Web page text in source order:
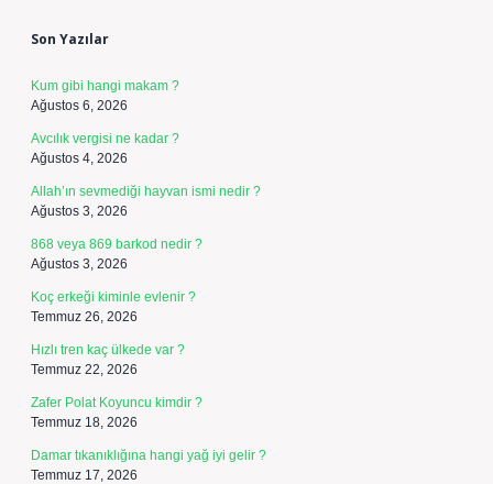
Son Yazılar
Kum gibi hangi makam ?
Ağustos 6, 2026
Avcılık vergisi ne kadar ?
Ağustos 4, 2026
Allah’ın sevmediği hayvan ismi nedir ?
Ağustos 3, 2026
868 veya 869 barkod nedir ?
Ağustos 3, 2026
Koç erkeği kiminle evlenir ?
Temmuz 26, 2026
Hızlı tren kaç ülkede var ?
Temmuz 22, 2026
Zafer Polat Koyuncu kimdir ?
Temmuz 18, 2026
Damar tıkanıklığına hangi yağ iyi gelir ?
Temmuz 17, 2026